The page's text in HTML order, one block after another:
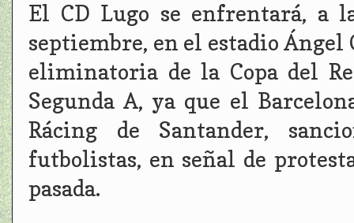
El CD Lugo se enfrentará, a
septiembre, en el estadio Ángel
eliminatoria de la Copa del
Segunda A, ya que el
Rácing de Santander,
futbolistas, en señal de
pasada.